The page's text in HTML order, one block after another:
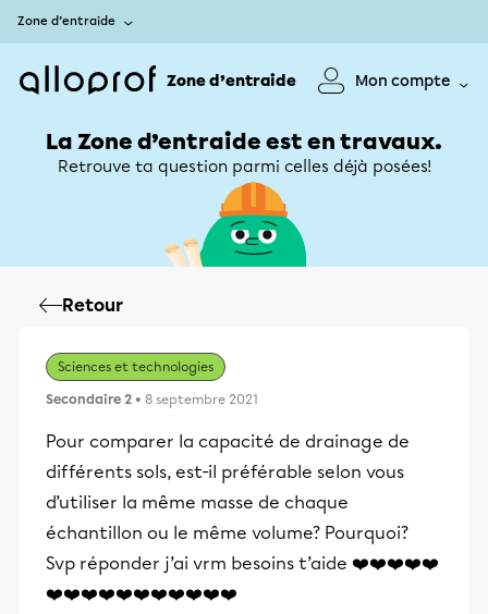
Zone d’entraide
Zone d’entraide Mon compte
La Zone d’entraide est en travaux.
Retrouve ta question parmi celles déjà posées!
Retour
Sciences et technologies
Secondaire 2 • 8 septembre 2021
Pour comparer la capacité de drainage de
différents sols, est-il préférable selon vous
d’utiliser la même masse de chaque
échantillon ou le même volume? Pourquoi?
Svp réponder j’ai vrm besoins t’aide ❤️❤️❤️❤️❤️
❤️❤️❤️❤️❤️❤️❤️❤️❤️❤️❤️